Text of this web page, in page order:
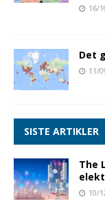
16/
Det
11/
SISTE ARTIKLER
The
10/